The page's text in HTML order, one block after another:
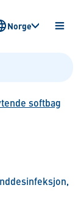
ÅPNE
Norge
,